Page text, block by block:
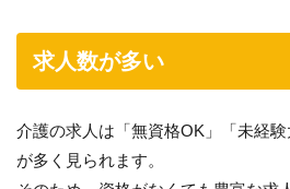
求人数が多い
介護の求人は「無資格OK」「未経
が多く見られます。